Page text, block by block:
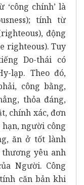
chính’ là
tính từ
động
righteous). Tuy
Do-thái có
lạp. Theo đó,
công bằng,
thỏa đáng,
chính xác, đơn
hạn, người công
ăn ở tốt lành
yêu anh
Người. Công
căn bản khi